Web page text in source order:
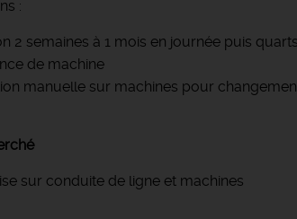
:
2 semaines à 1 mois en journée puis
de machine
manuelle sur machines pour
sur conduite de ligne et machines